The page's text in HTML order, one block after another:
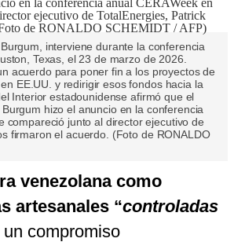
interviene durante la conferencia
Texas, el 23 de marzo de 2026.
acuerdo para poner fin a los proyectos de
EE.UU. y redirigir esos fondos hacia la
Interior estadounidense afirmó que el
hizo el anuncio en la conferencia
compareció junto al director ejecutivo de
firmaron el acuerdo. (Foto de RONALDO
venezolana como
artesanales “controladas
compromiso